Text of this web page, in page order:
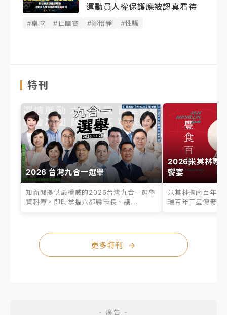
運動員人權保護應被認真看待
#桌球 #世團賽 #鄭怡靜 #性騷
特刊
2026 台灣九合一選舉
知新聞提供最權威的2026台灣九合一選舉
資料庫。即時掌握六都縣市長、議...
2026米其林專
饗宴
米其林指南百年之
瑞百年三星傳奇、
更多特刊 →